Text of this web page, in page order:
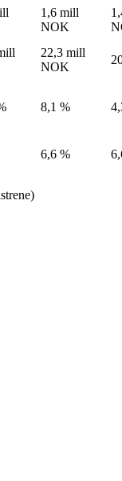
1,6 mill
NOK
22,3 mill
NOK
8,1 %
6,6 %